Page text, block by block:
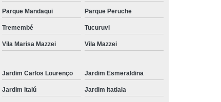
de Turcite
Motor Spindle Fanuc
I-b Series
Servo Motor Fanuc Alfa Ic
Alfa Is
Servo Motor Fanuc Alfa M
Parque Mandaqui Parque Peruche
Tremembé Tucuruvi
Vila Marisa Mazzei Vila Mazzei
Jardim Carlos Lourenço Jardim Esmeraldina
Jardim Itaiú Jardim Itatiaia